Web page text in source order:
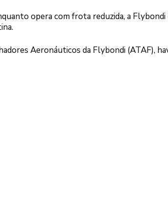
opera com frota reduzida, a
Aeronáuticos da Flybondi (ATAF),